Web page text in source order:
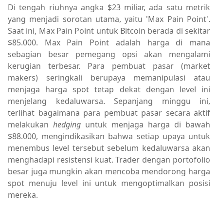
Di tengah riuhnya angka $23 miliar, ada satu metrik
yang menjadi sorotan utama, yaitu 'Max Pain Point'.
Saat ini, Max Pain Point untuk Bitcoin berada di sekitar
$85.000. Max Pain Point adalah harga di mana
sebagian besar pemegang opsi akan mengalami
kerugian terbesar. Para pembuat pasar (market
makers) seringkali berupaya memanipulasi atau
menjaga harga spot tetap dekat dengan level ini
menjelang kedaluwarsa. Sepanjang minggu ini,
terlihat bagaimana para pembuat pasar secara aktif
melakukan hedging untuk menjaga harga di bawah
$88.000, mengindikasikan bahwa setiap upaya untuk
menembus level tersebut sebelum kedaluwarsa akan
menghadapi resistensi kuat. Trader dengan portofolio
besar juga mungkin akan mencoba mendorong harga
spot menuju level ini untuk mengoptimalkan posisi
mereka.